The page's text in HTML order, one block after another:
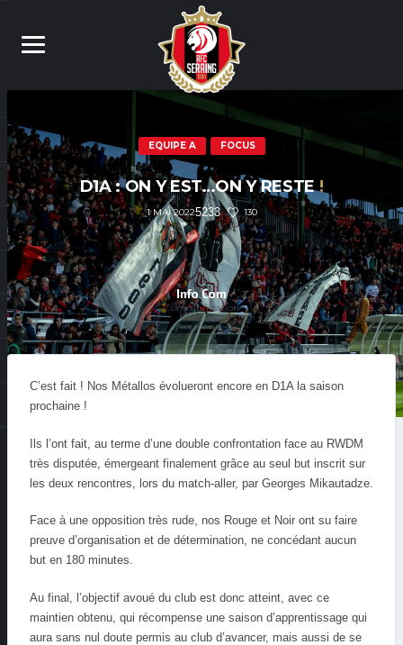
EQUIPE A FOCUS
D1A : ON Y EST…ON Y RESTE!
1 MAI 20225233 130
Info Com
Communication
C’est fait ! Nos Métallos évolueront encore en D1A la saison
prochaine !
Ils l’ont fait, au terme d’une double confrontation face au RWDM
très disputée, émergeant finalement grâce au seul but inscrit sur
les deux rencontres, lors du match-aller, par Georges Mikautadze.
Face à une opposition très rude, nos Rouge et Noir ont su faire
preuve d’organisation et de détermination, ne concédant aucun
but en 180 minutes.
Au final, l’objectif avoué du club est donc atteint, avec ce
maintien obtenu, qui récompense une saison d’apprentissage qui
aura sans nul doute permis au club d’avancer, mais aussi de se